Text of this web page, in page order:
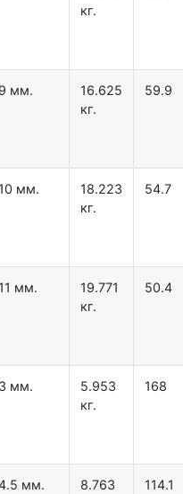
кг.
9 мм.
16.625
кг.
59.9
10 мм.
18.223
кг.
54.7
11 мм.
19.771
кг.
50.4
3 мм.
5.953
кг.
168
мм.
8.763
114.1